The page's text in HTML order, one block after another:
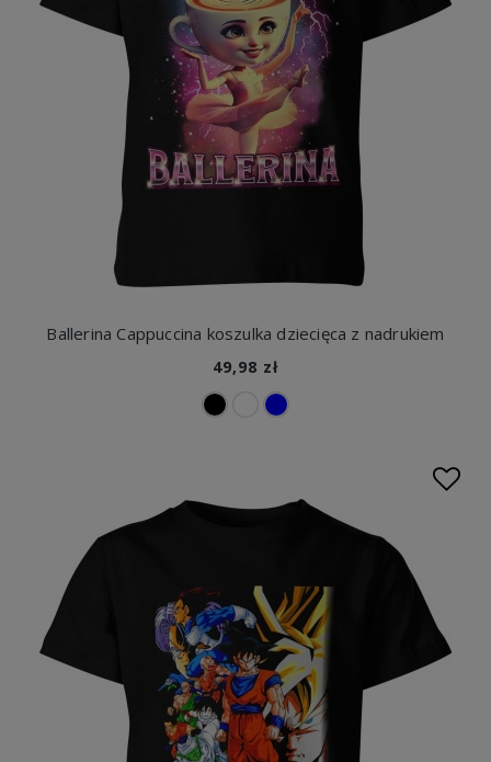
Ballerina Cappuccina koszulka dziecięca z nadrukiem
49,98 zł